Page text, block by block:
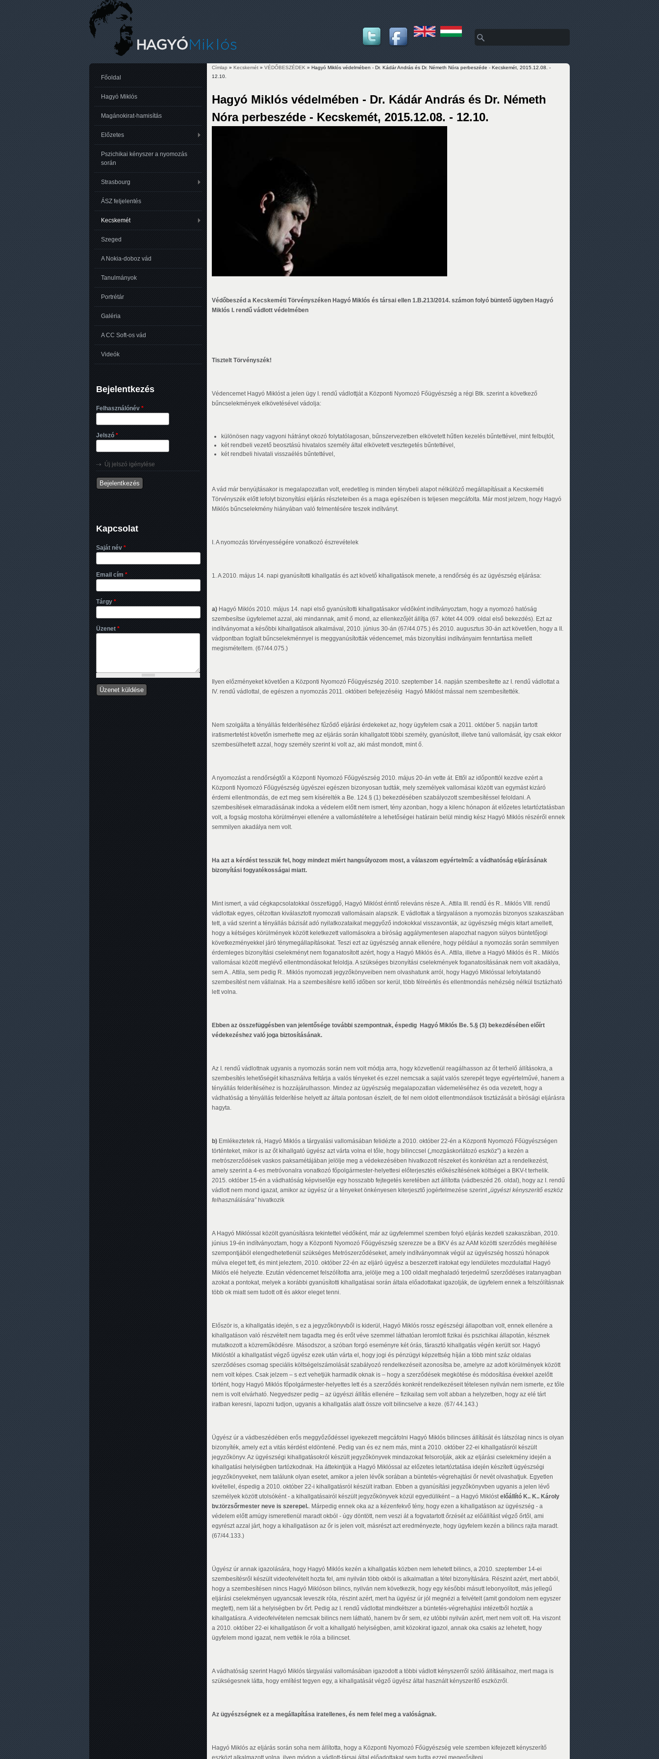
Keresés űrlap
Keresés
Jelenlegi hely
Címlap » Kecskemét » VÉDŐBESZÉDEK » Hagyó Miklós védelmében - Dr. Kádár András és Dr. Németh Nóra perbeszéde - Kecskemét, 2015.12.08. -
12.10.
Hagyó Miklós védelmében - Dr. Kádár András és Dr. Németh
Nóra perbeszéde - Kecskemét, 2015.12.08. - 12.10.
Védőbeszéd a Kecskeméti Törvényszéken Hagyó Miklós és társai ellen 1.B.213/2014. számon folyó büntető ügyben Hagyó
Miklós I. rendű vádlott védelmében
Tisztelt Törvényszék!
Védencemet Hagyó Miklóst a jelen ügy I. rendű vádlottját a Központi Nyomozó Főügyészség a régi Btk. szerint a következő
bűncselekmények elkövetésével vádolja:
különösen nagy vagyoni hátrányt okozó folytatólagosan, bűnszervezetben elkövetett hűtlen kezelés bűntettével, mint felbujtót,
két rendbeli vezető beosztású hivatalos személy által elkövetett vesztegetés bűntettével,
két rendbeli hivatali visszaélés bűntettével,
A vád már benyújtásakor is megalapozatlan volt, eredetileg is minden ténybeli alapot nélkülöző megállapításait a Kecskeméti
Törvényszék előtt lefolyt bizonyítási eljárás részleteiben és a maga egészében is teljesen megcáfolta. Már most jelzem, hogy Hagyó
Miklós bűncselekmény hiányában való felmentésére teszek indítványt.
I. A nyomozás törvényességére vonatkozó észrevételek
1. A 2010. május 14. napi gyanúsítotti kihallgatás és azt követő kihallgatások menete, a rendőrség és az ügyészség eljárása:
a) Hagyó Miklós 2010. május 14. napi első gyanúsítotti kihallgatásakor védőként indítványoztam, hogy a nyomozó hatóság
szembesítse ügyfelemet azzal, aki mindannak, amit ő mond, az ellenkezőjét állítja (67. kötet 44.009. oldal első bekezdés). Ezt az
indítványomat a későbbi kihallgatások alkalmával, 2010. június 30-án (67/44.075.) és 2010. augusztus 30-án azt követően, hogy a II.
vádpontban foglalt bűncselekménnyel is meggyanúsították védencemet, más bizonyítási indítványaim fenntartása mellett
megismételtem. (67/44.075.)
Ilyen előzményeket követően a Központi Nyomozó Főügyészség 2010. szeptember 14. napján szembesítette az I. rendű vádlottat a
IV. rendű vádlottal, de egészen a nyomozás 2011. októberi befejezéséig Hagyó Miklóst mással nem szembesítették.
Nem szolgálta a tényállás felderítéséhez fűződő eljárási érdekeket az, hogy ügyfelem csak a 2011. október 5. napján tartott
iratismertetést követőn ismerhette meg az eljárás során kihallgatott többi személy, gyanúsított, illetve tanú vallomását, így csak ekkor
szembesülhetett azzal, hogy személy szerint ki volt az, aki mást mondott, mint ő.
A nyomozást a rendőrségtől a Központi Nyomozó Főügyészség 2010. május 20-án vette át. Ettől az időponttól kezdve ezért a
Központi Nyomozó Főügyészség ügyészei egészen bizonyosan tudták, mely személyek vallomásai között van egymást kizáró
érdemi ellentmondás, de ezt meg sem kísérelték a Be. 124.§ (1) bekezdésében szabályozott szembesítéssel feloldani. A
szembesítések elmaradásának indoka a védelem előtt nem ismert, tény azonban, hogy a kilenc hónapon át előzetes letartóztatásban
volt, a fogság mostoha körülményei ellenére a vallomástételre a lehetőségei határain belül mindig kész Hagyó Miklós részéről ennek
semmilyen akadálya nem volt.
Ha azt a kérdést tesszük fel, hogy mindezt miért hangsúlyozom most, a válaszom egyértelmű: a vádhatóság eljárásának
bizonyítási fogyatékosságai miatt.
Mint ismert, a vád cégkapcsolatokkal összefüggő, Hagyó Miklóst érintő releváns része A.. Attila III. rendű és R.. Miklós VIII. rendű
vádlottak egyes, célzottan kiválasztott nyomozati vallomásain alapszik. E vádlottak a tárgyaláson a nyomozás bizonyos szakaszában
tett, a vád szerint a tényállás bázisát adó nyilatkozataikat meggyőző indokokkal visszavonták, az ügyészség mégis kitart amellett,
hogy a kétséges körülmények között keletkezett vallomásokra a bíróság aggálymentesen alapozhat nagyon súlyos büntetőjogi
következményekkel járó ténymegállapításokat. Teszi ezt az ügyészség annak ellenére, hogy például a nyomozás során semmilyen
érdemleges bizonyítási cselekményt nem foganatosított azért, hogy a Hagyó Miklós és A.. Attila, illetve a Hagyó Miklós és R.. Miklós
vallomásai között meglévő ellentmondásokat feloldja. A szükséges bizonyítási cselekmények foganatosításának nem volt akadálya,
sem A.. Attila, sem pedig R.. Miklós nyomozati jegyzőkönyveiben nem olvashatunk arról, hogy Hagyó Miklóssal lefolytatandó
szembesítést nem vállalnak. Ha a szembesítésre kellő időben sor kerül, több félreértés és ellentmondás nehézség nélkül tisztázható
lett volna.
Ebben az összefüggésben van jelentősége további szempontnak, éspedig Hagyó Miklós Be. 5.§ (3) bekezdésében előírt
védekezéshez való joga biztosításának.
Az I. rendű vádlottnak ugyanis a nyomozás során nem volt módja arra, hogy közvetlenül reagálhasson az őt terhelő állításokra, a
szembesítés lehetőségét kihasználva feltárja a valós tényeket és ezzel nemcsak a saját valós szerepét tegye egyértelművé, hanem a
tényállás felderítéséhez is hozzájárulhasson. Mindez az ügyészség megalapozatlan vádemeléséhez és oda vezetett, hogy a
vádhatóság a tényállás felderítése helyett az általa pontosan észlelt, de fel nem oldott ellentmondások tisztázását a bírósági eljárásra
hagyta.
b) Emlékeztetek rá, Hagyó Miklós a tárgyalási vallomásában felidézte a 2010. október 22-én a Központi Nyomozó Főügyészségen
történteket, mikor is az őt kihallgató ügyész azt várta volna el tőle, hogy bilinccsel („mozgáskorlátozó eszköz”) a kezén a
metrószerződések vaskos paksamétájában jelölje meg a védekezésében hivatkozott részeket és konkrétan azt a rendelkezést,
amely szerint a 4-es metróvonalra vonatkozó főpolgármester-helyettesi előterjesztés előkészítésének költségei a BKV-t terhelik.
2015. október 15-én a vádhatóság képviselője egy hosszabb fejtegetés keretében azt állította (vádbeszéd 26. oldal), hogy az I. rendű
vádlott nem mond igazat, amikor az ügyész úr a tényeket önkényesen kiterjesztő jogértelmezése szerint„ügyészi kényszerítő eszköz
felhasználására”hivatkozik
A Hagyó Miklóssal közölt gyanúsításra tekintettel védőként, már az ügyfelemmel szemben folyó eljárás kezdeti szakaszában, 2010.
június 19-én indítványoztam, hogy a Központi Nyomozó Főügyészség szerezze be a BKV és az AAM közötti szerződés megítélése
szempontjából elengedhetetlenül szükséges Metrószerződéseket, amely indítványomnak végül az ügyészség hosszú hónapok
múlva eleget tett, és mint jeleztem, 2010. október 22-én az eljáró ügyész a beszerzett iratokat egy lendületes mozdulattal Hagyó
Miklós elé helyezte. Ezután védencemet felszólította arra, jelölje meg a 100 oldalt meghaladó terjedelmű szerződéses iratanyagban
azokat a pontokat, melyek a korábbi gyanúsítotti kihallgatásai során általa előadottakat igazolják, de ügyfelem ennek a felszólításnak
több ok miatt sem tudott ott és akkor eleget tenni.
Először is, a kihallgatás idején, s ez a jegyzőkönyvből is kiderül, Hagyó Miklós rossz egészségi állapotban volt, ennek ellenére a
kihallgatáson való részvételt nem tagadta meg és erőt véve szemmel láthatóan leromlott fizikai és pszichikai állapotán, késznek
mutatkozott a közreműködésre. Másodszor, a szóban forgó eseményre két órás, fárasztó kihallgatás végén került sor. Hagyó
Miklóstól a kihallgatást végző ügyész ezek után várta el, hogy jogi és pénzügyi képzettség híján a több mint száz oldalas
szerződéses csomag speciális költségelszámolását szabályozó rendelkezéseit azonosítsa be, amelyre az adott körülmények között
nem volt képes. Csak jelzem – s ezt vehetjük harmadik oknak is – hogy a szerződések megkötése és módosítása évekkel azelőtt
történt, hogy Hagyó Miklós főpolgármester-helyettes lett és a szerződés konkrét rendelkezéseit tételesen nyilván nem ismerte, ez tőle
nem is volt elvárható. Negyedszer pedig – az ügyészi állítás ellenére – fizikailag sem volt abban a helyzetben, hogy az elé tárt
iratban keresni, lapozni tudjon, ugyanis a kihallgatás alatt össze volt bilincselve a keze. (67/ 44.143.)
Ügyész úr a vádbeszédében erős meggyőződéssel igyekezett megcáfolni Hagyó Miklós bilincses állítását és látszólag nincs is olyan
bizonyíték, amely ezt a vitás kérdést eldöntené. Pedig van és ez nem más, mint a 2010. október 22-ei kihallgatásról készült
jegyzőkönyv. Az ügyészségi kihallgatásokról készült jegyzőkönyvek mindazokat felsorolják, akik az eljárási cselekmény idején a
kihallgatási helyiségben tartózkodnak. Ha áttekintjük a Hagyó Miklóssal az előzetes letartóztatása idején készített ügyészségi
jegyzőkönyveket, nem találunk olyan esetet, amikor a jelen lévők sorában a büntetés-végrehajtási őr nevét olvashatjuk. Egyetlen
kivétellel, éspedig a 2010. október 22-i kihallgatásról készült iratban. Ebben a gyanúsítási jegyzőkönyvben ugyanis a jelen lévő
személyek között utolsóként - a kihallgatásairól készült jegyzőkönyvek közül egyedüliként – a Hagyó Miklóstelőállító K.. K.. Károly
bv.törzsőrmester neve is szerepel.. Márpedig ennek oka az a kézenfekvő tény, hogy ezen a kihallgatáson az ügyészség - a
védelem előtt amúgy ismeretlenül maradt okból - úgy döntött, nem veszi át a fogvatartott őrzését az előállítást végző őrtől, ami
egyrészt azzal járt, hogy a kihallgatáson az őr is jelen volt, másrészt azt eredményezte, hogy ügyfelem kezén a bilincs rajta maradt.
(67/44.133.)
Ügyész úr annak igazolására, hogy Hagyó Miklós kezén a kihallgatás közben nem lehetett bilincs, a 2010. szeptember 14-ei
szembesítésről készült videofelvételt hozta fel, ami nyilván több okból is alkalmatlan a tétel bizonyítására. Részint azért, mert abból,
hogy a szembesítésen nincs Hagyó Miklóson bilincs, nyilván nem következik, hogy egy későbbi másutt lebonyolított, más jellegű
eljárási cselekményen ugyancsak leveszik róla, részint azért, mert ha ügyész úr jól megnézi a felvételt (amit gondolom nem egyszer
megtett), nem lát a helyiségben bv őrt. Pedig az I. rendű vádlottat mindkétszer a büntetés-végrehajtási intézetből hozták a
kihallgatásra. A videofelvételen nemcsak bilincs nem látható, hanem bv őr sem, ez utóbbi nyilván azért, mert nem volt ott. Ha viszont
a 2010. október 22-ei kihallgatáson őr volt a kihallgató helyiségben, amit közokirat igazol, annak oka csakis az lehetett, hogy
ügyfelem mond igazat, nem vették le róla a bilincset.
A vádhatóság szerint Hagyó Miklós tárgyalási vallomásában igazodott a többi vádlott kényszerről szóló állításaihoz, mert maga is
szükségesnek látta, hogy említést tegyen egy, a kihallgatását végző ügyész által használt kényszerítő eszközről.
Az ügyészségnek ez a megállapítása iratellenes, és nem felel meg a valóságnak.
Hagyó Miklós az eljárás során soha nem állította, hogy a Központi Nyomozó Főügyészség vele szemben kifejezett kényszerítő
eszközt alkalmazott volna, ilyen módon a vádlott-társai által előadottakat sem tudta ezzel megerősíteni.
Főoldal
Hagyó Miklós
Magánokirat-hamisítás
Előzetes
Pszichikai kényszer a nyomozás
során
Strasbourg
ÁSZ feljelentés
Kecskemét
Szeged
A Nokia-doboz vád
Tanulmányok
Portrétár
Galéria
A CC Soft-os vád
Videók
Bejelentkezés
Felhasználónév *
Jelszó *
Új jelszó igénylése
Kapcsolat
Saját név *
Email cím *
Tárgy *
Üzenet *